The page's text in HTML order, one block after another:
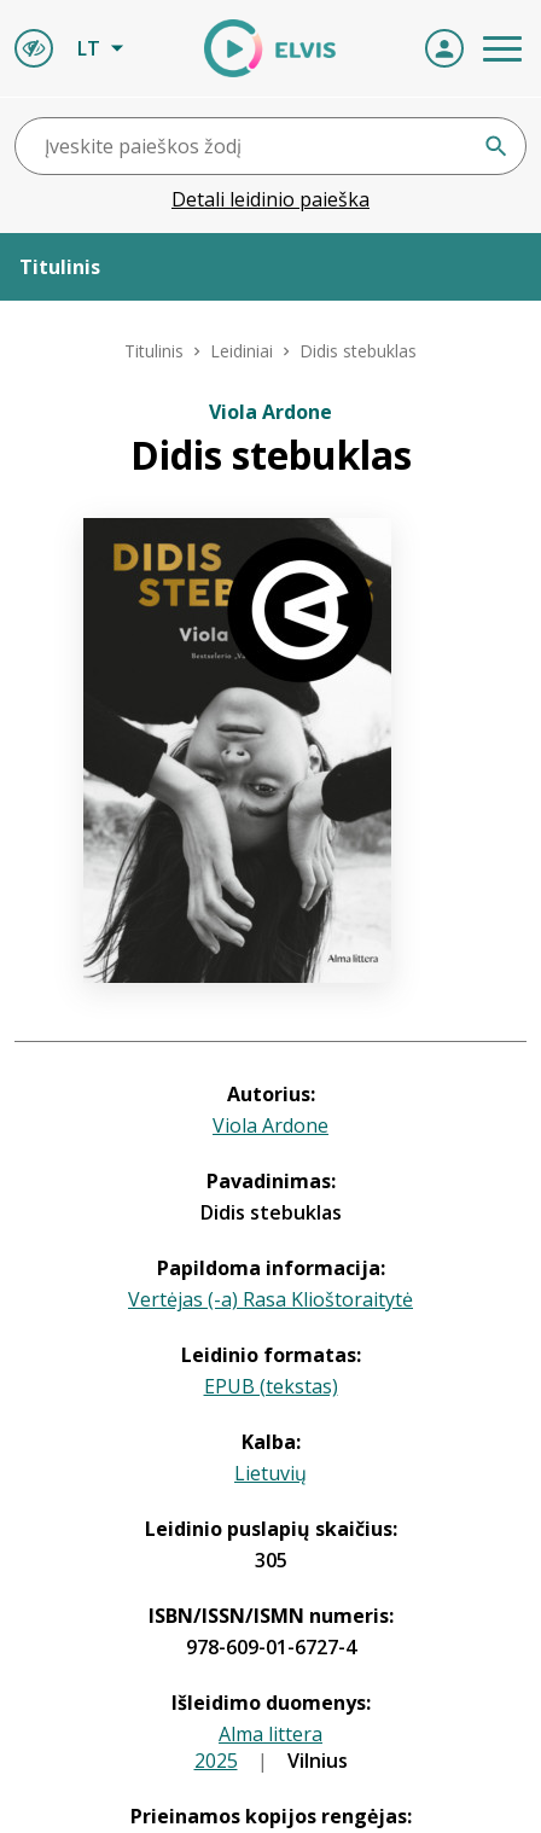
LT
Detali leidinio paieška
Titulinis
ELVIS atvyksta
Naujienos
Bibliotekoms
+370 667 80 541
info@elvislab.lt
Titulinis Leidiniai Didis stebuklas
Viola Ardone
Didis stebuklas
Autorius:
Viola Ardone
Pavadinimas:
Didis stebuklas
Papildoma informacija:
Vertėjas (-a) Rasa Klioštoraitytė
Leidinio formatas:
EPUB (tekstas)
Kalba:
Lietuvių
Leidinio puslapių skaičius:
305
ISBN/ISSN/ISMN numeris:
978-609-01-6727-4
Išleidimo duomenys:
Alma littera
2025 | Vilnius
Prieinamos kopijos rengėjas: